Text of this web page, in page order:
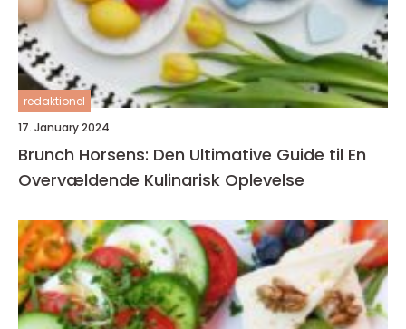
redaktionel
17. January 2024
Brunch Horsens: Den Ultimative Guide til En
Overvældende Kulinarisk Oplevelse